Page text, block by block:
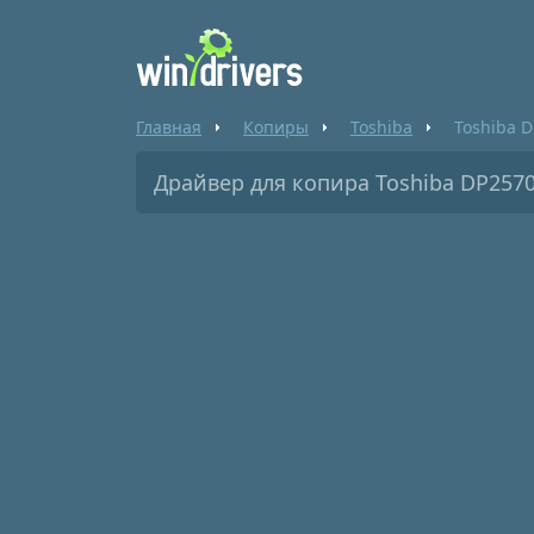
Главная Копиры Toshiba Toshiba
Драйвер для копира Toshiba